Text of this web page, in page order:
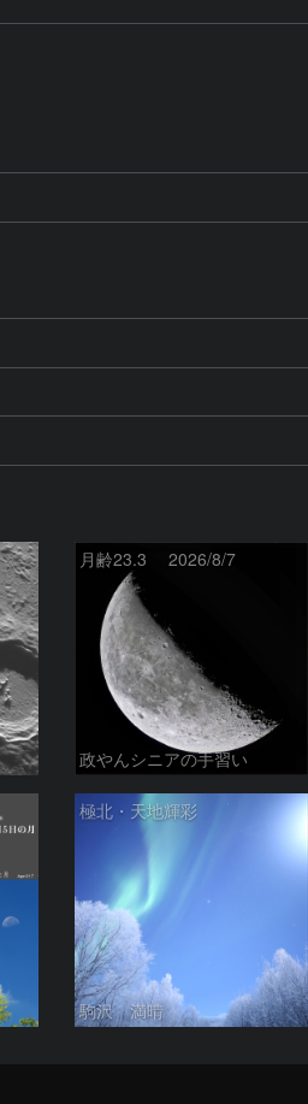
月齢23.3 2026/8/7
政やんシニアの手習い
極北・天地輝彩
駒沢 満晴